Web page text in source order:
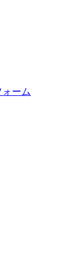
ーム